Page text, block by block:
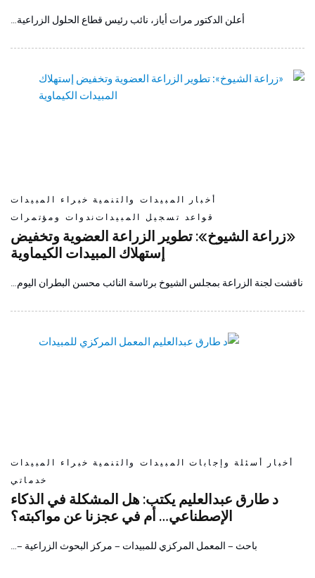
أعلن الدكتور مرات أياز، نائب رئيس قطاع الحلول الزراعية…
أخبار المبيدات والتنمية خبراء المبيدات
قواعد تسجيل المبيداتندوات ومؤتمرات
«زراعة الشيوخ»: تطوير الزراعة العضوية وتخفيض
إستهلاك المبيدات الكيماوية
ناقشت لجنة الزراعة بمجلس الشيوخ برئاسة النائب محسن البطران اليوم…
أخبار أسئلة وإجابات المبيدات والتنمية خبراء المبيدات
خدماتي
د طارق عبدالعليم يكتب: هل المشكلة في الذكاء
الإصطناعي… أم في عجزنا عن مواكبته؟
باحث – المعمل المركزي للمبيدات – مركز البحوث الزراعية –…